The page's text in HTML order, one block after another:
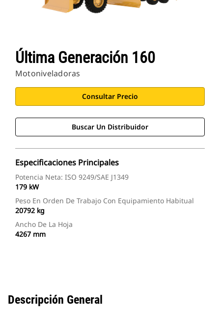
Última Generación 160
Motoniveladoras
Consultar Precio
Buscar Un Distribuidor
Especificaciones Principales
Potencia Neta: ISO 9249/SAE J1349
179 kW
Peso En Orden De Trabajo Con Equipamiento Habitual
20792 kg
Ancho De La Hoja
4267 mm
Descripción General